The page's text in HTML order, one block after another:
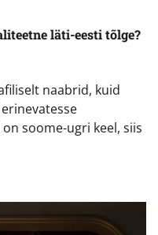
läti-eesti tõlge?
naabrid, kuid
soome-ugri keel, siis